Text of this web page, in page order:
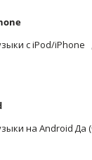
с iPod/iPhone
на AndroidДа